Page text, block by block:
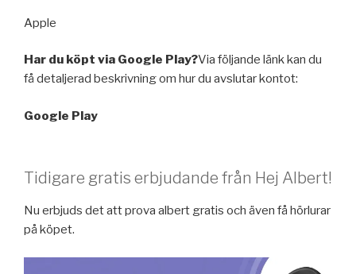
Apple
Har du köpt via Google Play?Via följande länk kan du
få detaljerad beskrivning om hur du avslutar kontot:
Google Play
Tidigare gratis erbjudande från Hej Albert!
Nu erbjuds det att prova albert gratis och även få hörlurar
på köpet.